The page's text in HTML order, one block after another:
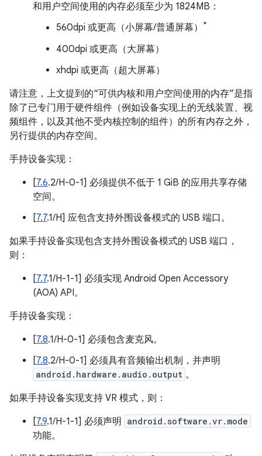
和用户空间使用的内存必须至少为 1824MB：
560dpi 或更高（小屏幕/普通屏幕）
*
400dpi 或更高（大屏幕）
xhdpi 或更高（超大屏幕）
请注意，上文提到的“可供内核和用户空间使用的内存”是指
除了已专门用于硬件组件（例如设备实现上的无线装置、视
频组件，以及其他不受内核控制的组件）的所有内存之外，
另行提供的内存空间。
手持设备实现：
[7.6.2/H-0-1] 必须提供不低于 1 GiB 的应用共享存储
空间。
[7.7.1/H] 应包含支持外围设备模式的 USB 端口。
如果手持设备实现包含支持外围设备模式的 USB 端口，
则：
[7.7.1/H-1-1] 必须实现 Android Open Accessory
(AOA) API。
手持设备实现：
[7.8.1/H-0-1] 必须包含麦克风。
[7.8.2/H-0-1] 必须具有音频输出机制，并声明
android.hardware.audio.output 。
如果手持设备实现支持 VR 模式，则：
[7.9.1/H-1-1] 必须声明 android.software.vr.mode
功能。